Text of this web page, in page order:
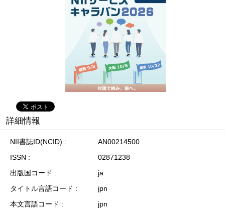
詳細情報
NII書誌ID(NCID)
AN00214500
ISSN
02871238
出版国コード
ja
タイトル言語コード
jpn
本文言語コード
jpn